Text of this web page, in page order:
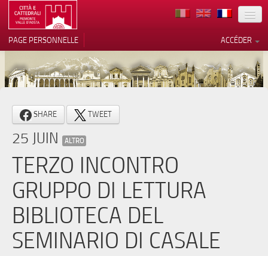
TERRITOIRE
ARCHITECTURE
MUSÉES
ITINÉRAIRES
EVÉNEMENTS
CONTACTS
PRESS
ACCÉDER
PAGE PERSONNELLE
SHARE TWEET
25 JUIN ALTRO
TERZO INCONTRO
GRUPPO DI LETTURA
BIBLIOTECA DEL
SEMINARIO DI CASALE